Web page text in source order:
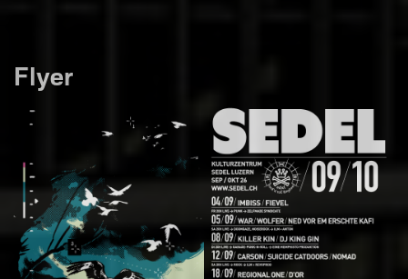
Flyer